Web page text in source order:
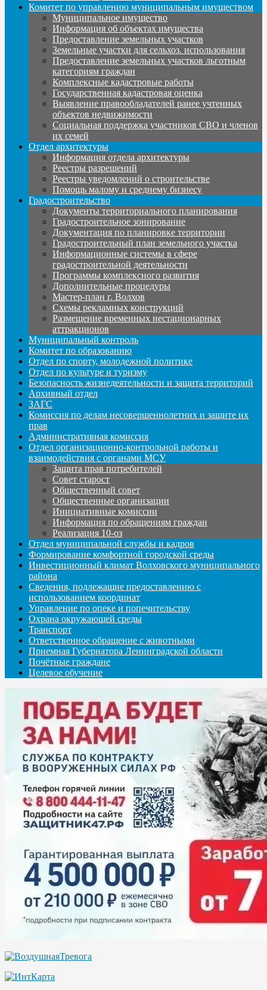
Комитет по управлению муниципальным имуществом
Муниципальное имущество
Информация об объектах имущества
Предоставление земельных участков
Земельные участки для сельхоз. использования
Предоставление земельных участков льготным
категориям граждан
Комплексные кадастровые работы
Государственная кадастровая оценка
Выявление правообладателей ранее учтенных
объектов недвижимости
Социальная поддержка участников СВО и членов
их семей
Отдел архитектуры
Информация отдела архитектуры
Реестры разрешений
Реестры уведомлений о строительстве
Помощь малому и среднему бизнесу
Градостроительство
Документы территориального планирования
Градостроительное зонирование
Документация по планировке территории
Градостроительный план земельного участка
Информационные системы в сфере
градостроительной деятельности
Программы комплексного развития
Дополнительные процедуры
Мастер-план г. Волхов
Схемы рекламных конструкций
Размещение временных нестационарных
аттракционов
Муниципальный контроль
Комитет по образованию
Отдел по спорту, молодежной политике
Отдел по культуре и туризму
Безопасность жизнедеятельности и защита территорий
Архивный отдел
ЗАГС
Комиссия по делам несовершеннолетних и защите их
прав
Административная комиссия
Отдел организационно-контрольной работы и
взаимодействия с органами МСУ
Защита прав потребителей
Совет старост
Общественный совет
Общественные организации
Инициативные комиссии
Информация по обращениям граждан
Реализация 10-оз
Отдел муниципальной службы и кадров
Формирование комфортной городской среды
Инвестиционный климат Волховского муниципального
района
Сведения, подлежащие предоставлению с
использованием координат
Управление по опеке и попечительству
Охрана окружающей среды
Транспорт
Ответственное обращение с животными
Приемная Губернатора Ленинградской области
Почётные граждане
Целевое обучение